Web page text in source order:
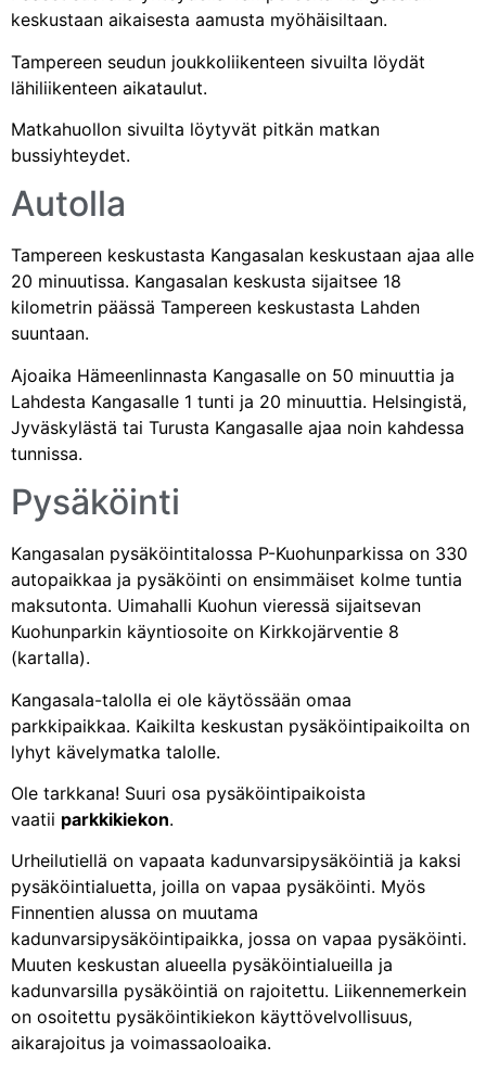
keskustaan aikaisesta aamusta myöhäisiltaan.
Tampereen seudun joukkoliikenteen sivuilta löydät
lähiliikenteen aikataulut.
Matkahuollon sivuilta löytyvät pitkän matkan
bussiyhteydet.
Autolla
Tampereen keskustasta Kangasalan keskustaan ajaa alle
20 minuutissa. Kangasalan keskusta sijaitsee 18
kilometrin päässä Tampereen keskustasta Lahden
suuntaan.
Ajoaika Hämeenlinnasta Kangasalle on 50 minuuttia ja
Lahdesta Kangasalle 1 tunti ja 20 minuuttia. Helsingistä,
Jyväskylästä tai Turusta Kangasalle ajaa noin kahdessa
tunnissa.
Pysäköinti
Kangasalan pysäköintitalossa P-Kuohunparkissa on 330
autopaikkaa ja pysäköinti on ensimmäiset kolme tuntia
maksutonta. Uimahalli Kuohun vieressä sijaitsevan
Kuohunparkin käyntiosoite on Kirkkojärventie 8
(kartalla).
Kangasala-talolla ei ole käytössään omaa
parkkipaikkaa. Kaikilta keskustan pysäköintipaikoilta on
lyhyt kävelymatka talolle.
Ole tarkkana! Suuri osa pysäköintipaikoista
vaatii parkkikiekon.
Urheilutiellä on vapaata kadunvarsipysäköintiä ja kaksi
pysäköintialuetta, joilla on vapaa pysäköinti. Myös
Finnentien alussa on muutama
kadunvarsipysäköintipaikka, jossa on vapaa pysäköinti.
Muuten keskustan alueella pysäköintialueilla ja
kadunvarsilla pysäköintiä on rajoitettu. Liikennemerkein
on osoitettu pysäköintikiekon käyttövelvollisuus,
aikarajoitus ja voimassaoloaika.